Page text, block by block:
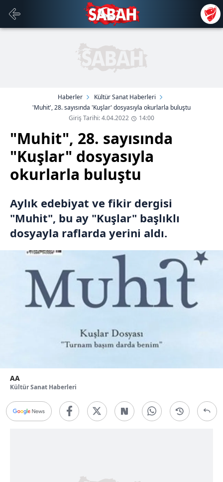
Haberler
Kültür Sanat Haberleri
'Muhit', 28. sayısında 'Kuşlar' dosyasıyla okurlarla buluştu
Giriş Tarihi: 4.04.2022
14:00
"Muhit", 28. sayısında
"Kuşlar" dosyasıyla
okurlarla buluştu
Aylık edebiyat ve fikir dergisi
"Muhit", bu ay "Kuşlar" başlıklı
dosyayla raflarda yerini aldı.
AA
Kültür Sanat Haberleri